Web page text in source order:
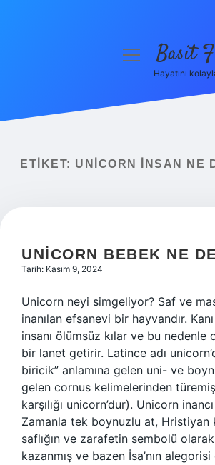
Yasal Uyarı
menüyüBasit
Hayatını
ETIKET: UNICORN INSAN NE
UNICORN BEBEK NE
Tarih: Kasım 9, 2024
Unicorn neyi simgeliyor? Saf ve
inanılan efsanevi bir hayvandır.
insanı ölümsüz kılar ve bu nedenle
bir lanet getirir. Latince adı
biricik” anlamına gelen uni- ve
gelen cornus kelimelerinden
karşılığı unicorn’dur). Unicorn
Zamanla tek boynuzlu at, Hristiyan
saflığın ve zarafetin sembolü
kazanmış ve bazen İsa’nın